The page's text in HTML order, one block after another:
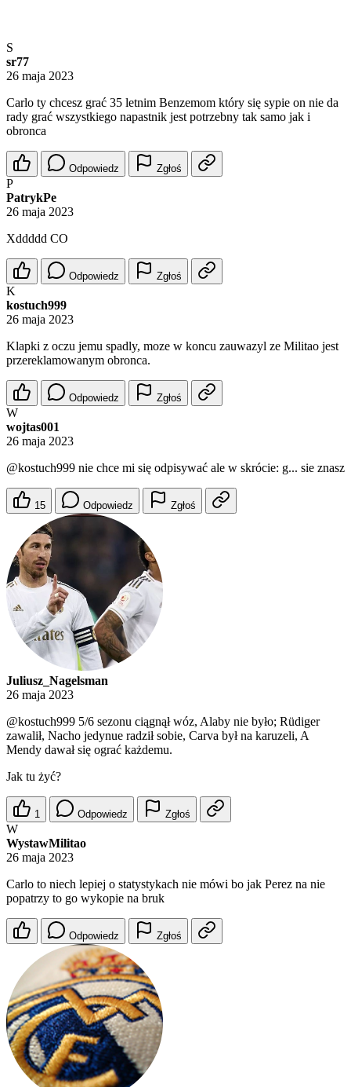
S
sr77
26 maja 2023
Carlo ty chcesz grać 35 letnim Benzemom który się sypie on nie da
rady grać wszystkiego napastnik jest potrzebny tak samo jak i
obronca
Odpowiedz Zgłoś
P
PatrykPe
26 maja 2023
Xddddd CO
Odpowiedz Zgłoś
K
kostuch999
26 maja 2023
Klapki z oczu jemu spadly, moze w koncu zauwazyl ze Militao jest
przereklamowanym obronca.
Odpowiedz Zgłoś
W
wojtas001
26 maja 2023
@kostuch999 nie chce mi się odpisywać ale w skrócie: g... sie znasz
15 Odpowiedz Zgłoś
Juliusz_Nagelsman
26 maja 2023
@kostuch999 5/6 sezonu ciągnął wóz, Alaby nie było; Rüdiger
zawalił, Nacho jedynue radził sobie, Carva był na karuzeli, A
Mendy dawał się ograć każdemu.
Jak tu żyć?
1 Odpowiedz Zgłoś
W
WystawMilitao
26 maja 2023
Carlo to niech lepiej o statystykach nie mówi bo jak Perez na nie
popatrzy to go wykopie na bruk
Odpowiedz Zgłoś